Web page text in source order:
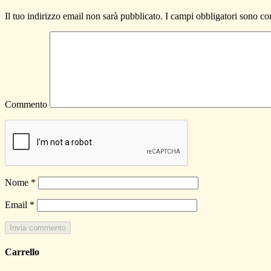
Il tuo indirizzo email non sarà pubblicato. I campi obbligatori sono
Commento
Nome *
Email *
Carrello